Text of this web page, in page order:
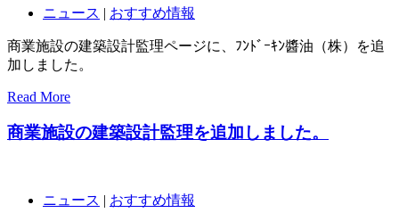
ニュース | おすすめ情報
商業施設の建築設計監理ページに、ﾌﾝﾄﾞｰｷﾝ醬油（株）を追
加しました。
Read More
商業施設の建築設計監理を追加しました。
ニュース | おすすめ情報